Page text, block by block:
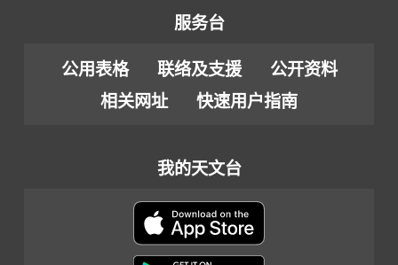
服务台
公用表格 联络及支援
公开资料
相关网址
快速用户指南
我的天文台